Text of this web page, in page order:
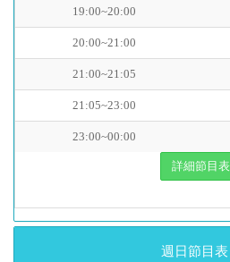
19:00~20:00
20:00~21:00
21:00~21:05
21:05~23:00
23:00~00:00
詳細節目表
週日節目表